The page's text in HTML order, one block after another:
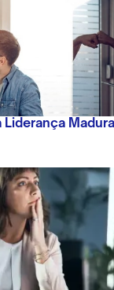
Liderança Madura